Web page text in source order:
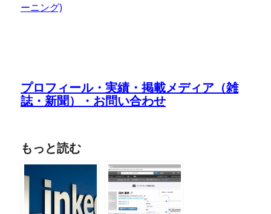
ーニング)
プロフィール・実績・掲載メディア（雑
誌・新聞）・お問い合わせ
もっと読む